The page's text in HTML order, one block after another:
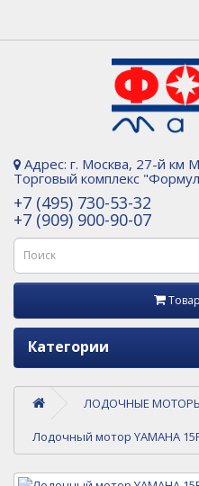
Адрес: г. Москва, 27-й км
Торговый комплекс
+7 (495) 730-53-32
+7 (909) 900-90-07
Категории
ЛОДОЧНЫЕ
Лодочный мотор YAMAHA